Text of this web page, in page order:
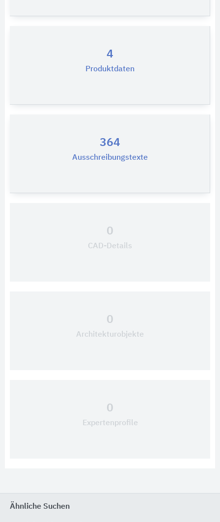
4
Produktdaten
364
Ausschreibungstexte
0
CAD-Details
0
Architekturobjekte
0
Expertenprofile
Ähnliche Suchen